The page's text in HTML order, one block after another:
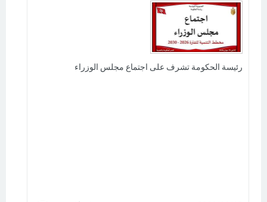
رئيسة الحكومة تشرف على اجتماع مجلس الوزراء